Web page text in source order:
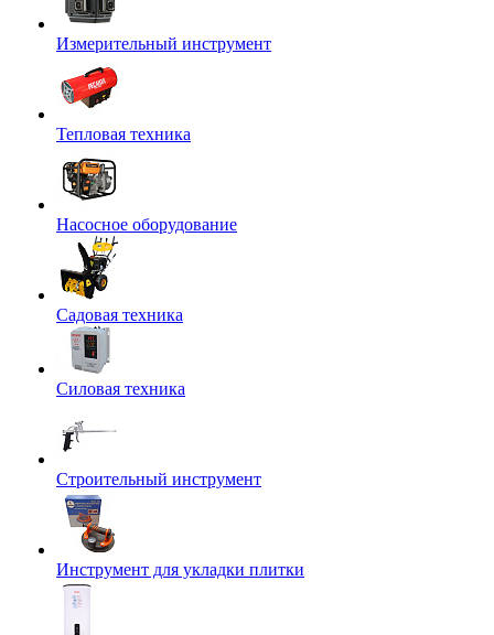
Измерительный инструмент
Тепловая техника
Насосное оборудование
Садовая техника
Силовая техника
Строительный инструмент
Инструмент для укладки плитки